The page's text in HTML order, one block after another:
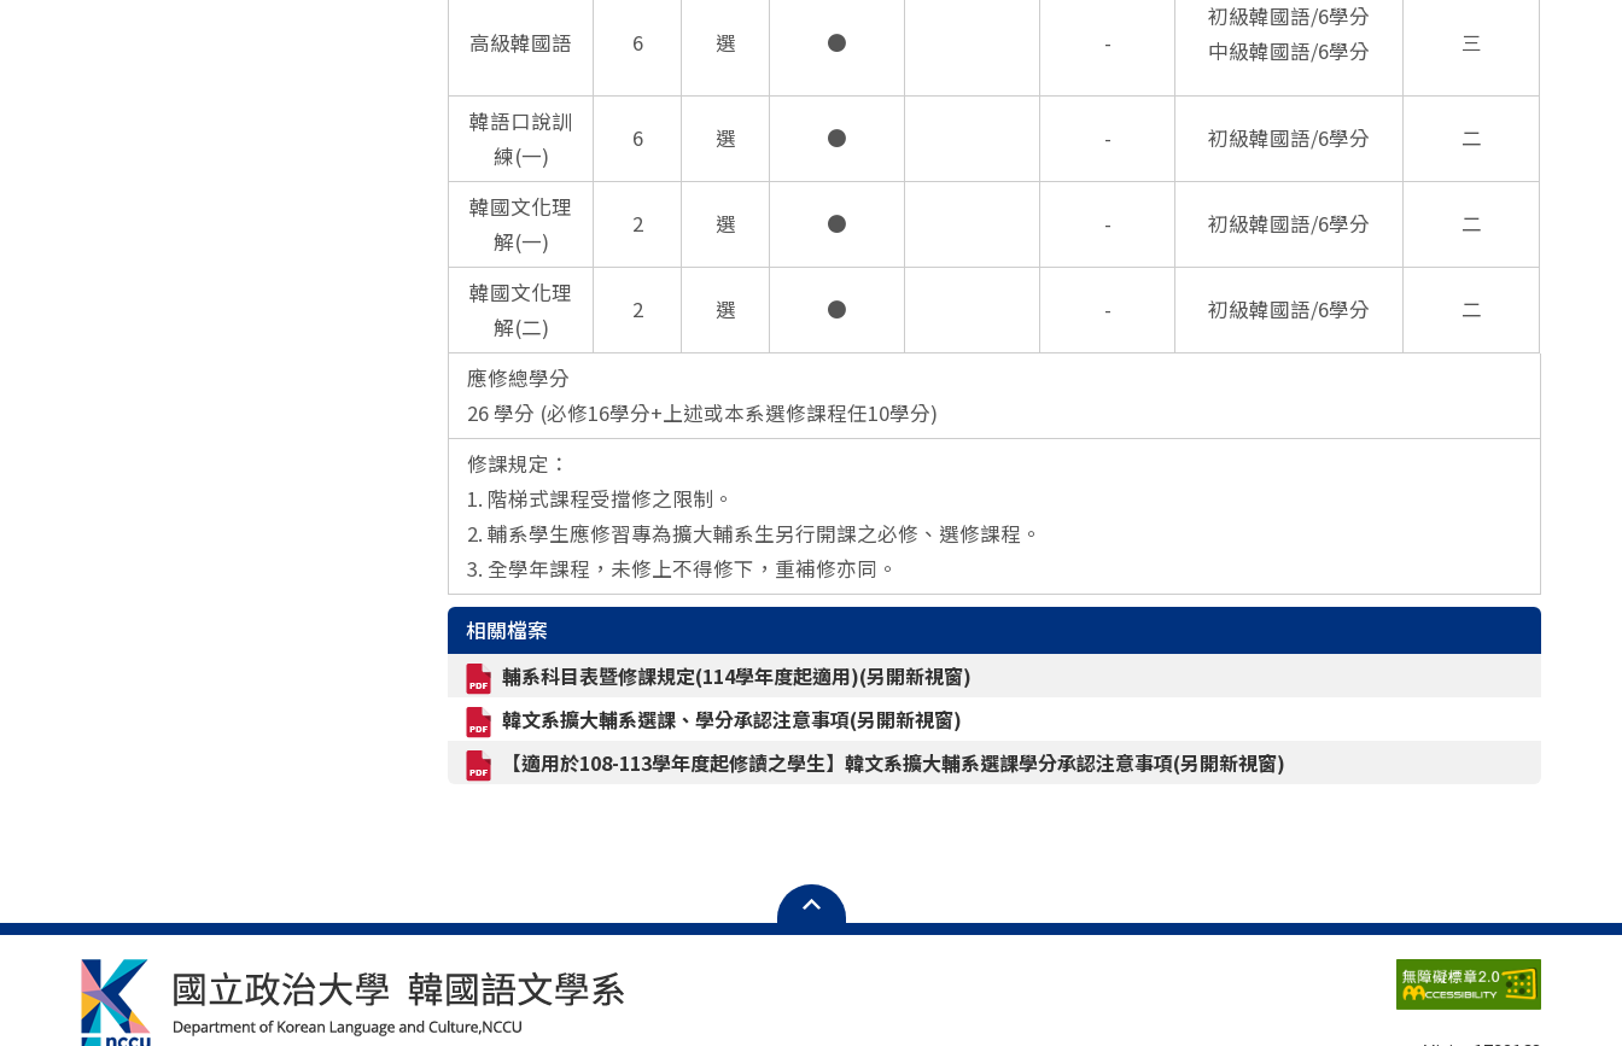
高級韓國語 6 選 ● -
初級韓國語/6學分
中級韓國語/6學分
三
韓語口說訓
練(一)
6 選 ● - 初級韓國語/6學分 二
韓國文化理
解(一)
2 選 ● - 初級韓國語/6學分 二
韓國文化理
解(二)
2 選 ● - 初級韓國語/6學分 二
應修總學分
26 學分 (必修16學分+上述或本系選修課程任10學分)
修課規定：
1. 階梯式課程受擋修之限制。
2. 輔系學生應修習專為擴大輔系生另行開課之必修、選修課程。
3. 全學年課程，未修上不得修下，重補修亦同。
相關檔案
輔系科目表暨修課規定(114學年度起適用)(另開新視窗)
韓文系擴大輔系選課、學分承認注意事項(另開新視窗)
【適用於108-113學年度起修讀之學生】韓文系擴大輔系選課學分承認注意事項(另開新視窗)